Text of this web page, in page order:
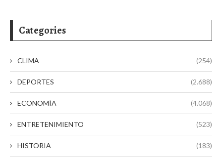
Categories
CLIMA (254)
DEPORTES (2.688)
ECONOMÍA (4.068)
ENTRETENIMIENTO (523)
HISTORIA (183)